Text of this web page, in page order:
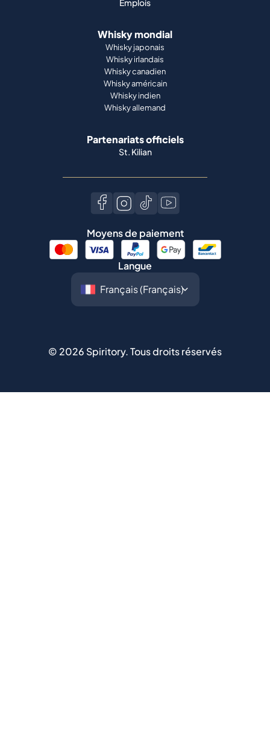
Emplois
Whisky mondial
Whisky japonais
Whisky irlandais
Whisky canadien
Whisky américain
Whisky indien
Whisky allemand
Partenariats officiels
St. Kilian
Moyens de paiement
Langue
© 2026 Spiritory.Tous droits réservés